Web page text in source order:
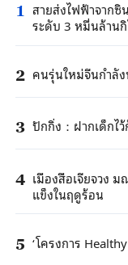
1 สายส่งไฟฟ้าจาก
ระดับ 3 หมื่นล้านกิ
2 คนรุ่นใหม่จีนกำลั
3 ปักกิ่ง：ฝากเด็กไ
4 เมืองสือเจียจวง
แข็งในฤดูร้อน
5 ‘โครงการ